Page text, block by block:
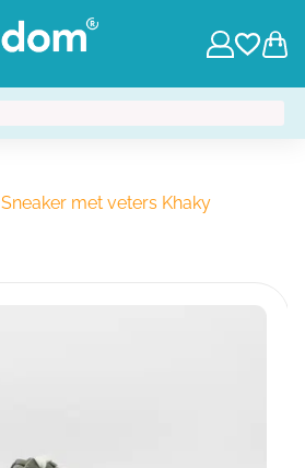
Sneaker met veters Khaky